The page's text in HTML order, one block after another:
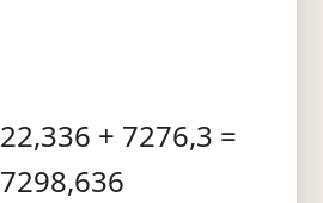
22,336 + 7276,3 =
7298,636